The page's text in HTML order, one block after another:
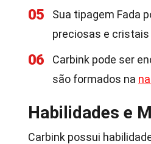
05
Sua tipagem Fada
preciosas e
06
Carbink pode ser
são formados na
Habilidades e
Carbink possui